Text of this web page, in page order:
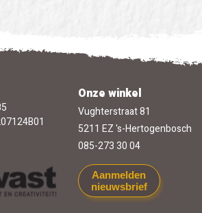
Onze winkel
Vughterstraat 81
5211 EZ 's-Hertogenbosch
085-273 30 04
Aanmelden
nieuwsbrief